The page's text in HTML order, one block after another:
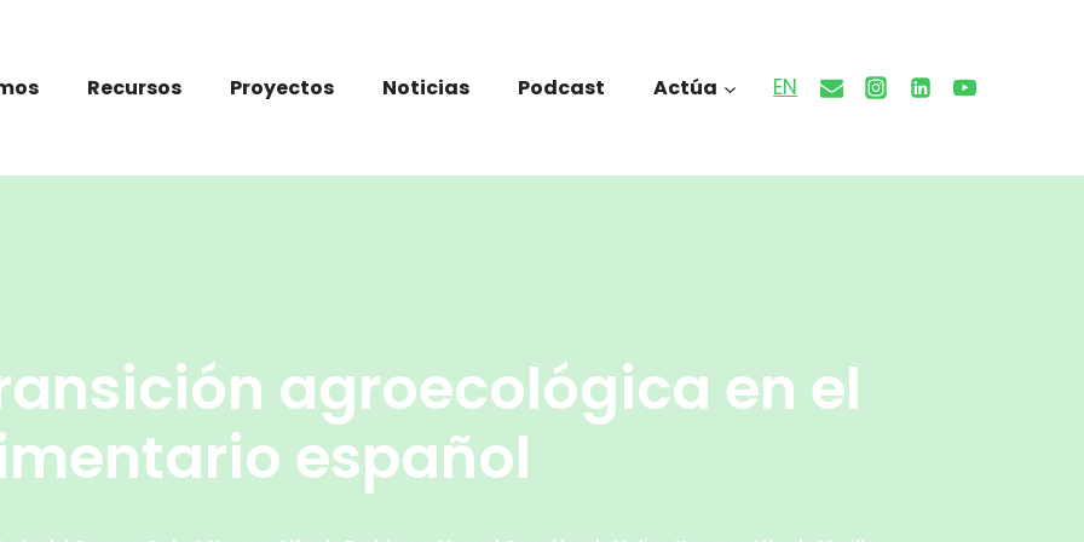
Recursos Proyectos Noticias Podcast Actúa EN
agroecológica en el
español